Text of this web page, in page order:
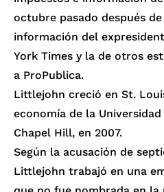
octubre pasado después
información del
York Times y la de otros
a ProPublica.
Littlejohn creció en St.
economía de la
Chapel Hill, en 2007.
Según la acusación de
Littlejohn trabajó en una